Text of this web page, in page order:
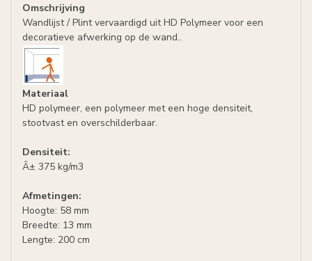
Omschrijving
Wandlijst / Plint vervaardigd uit HD Polymeer voor een
decoratieve afwerking op de wand..
Materiaal
HD polymeer, een polymeer met een hoge densiteit,
stootvast en overschilderbaar.
Densiteit:
Â± 375 kg/m3
Afmetingen:
Hoogte: 58 mm
Breedte: 13 mm
Lengte: 200 cm